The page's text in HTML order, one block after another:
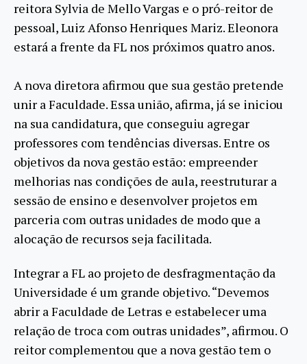
reitora Sylvia de Mello Vargas e o pró-reitor de
pessoal, Luiz Afonso Henriques Mariz. Eleonora
estará a frente da FL nos próximos quatro anos.
A nova diretora afirmou que sua gestão pretende
unir a Faculdade. Essa união, afirma, já se iniciou
na sua candidatura, que conseguiu agregar
professores com tendências diversas. Entre os
objetivos da nova gestão estão: empreender
melhorias nas condições de aula, reestruturar a
sessão de ensino e desenvolver projetos em
parceria com outras unidades de modo que a
alocação de recursos seja facilitada.
Integrar a FL ao projeto de desfragmentação da
Universidade é um grande objetivo. “Devemos
abrir a Faculdade de Letras e estabelecer uma
relação de troca com outras unidades”, afirmou. O
reitor complementou que a nova gestão tem o